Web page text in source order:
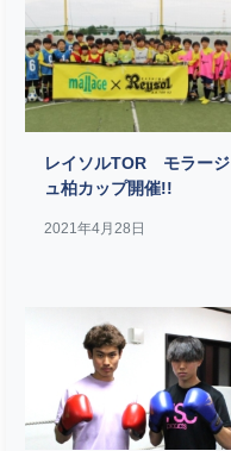
レイソルTOR モラージ
ュ柏カップ開催!!
2021年4月28日